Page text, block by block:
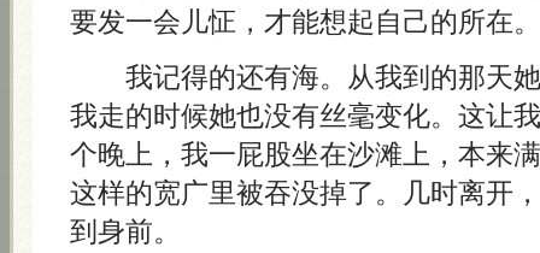
要发一会儿怔，才能想起自己的所在。
我记得的还有海。从我到的那天她
我走的时候她也没有丝毫变化。这让
个晚上，我一屁股坐在沙滩上，本来
这样的宽广里被吞没掉了。几时离开
到身前。